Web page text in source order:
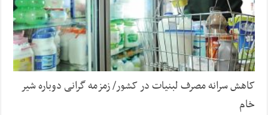
کاهش سرانه مصرف لبنیات در کشور/ زمزمه گرانی دوباره شیر
خام